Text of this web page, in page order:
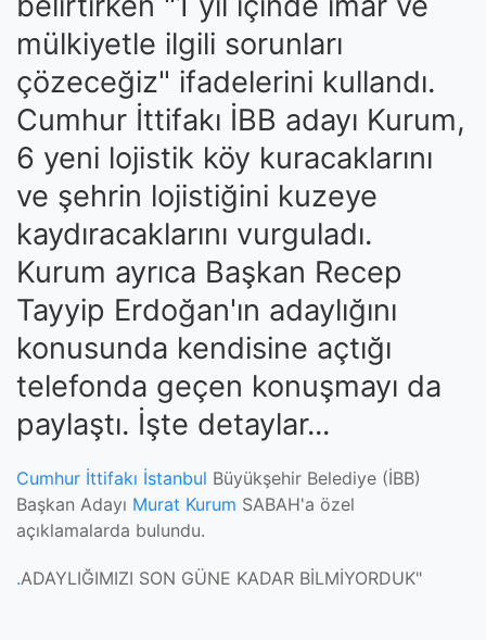
mülkiyetle ilgili sorunları
çözeceğiz" ifadelerini kullandı.
Cumhur İttifakı İBB adayı Kurum,
6 yeni lojistik köy kuracaklarını
ve şehrin lojistiğini kuzeye
kaydıracaklarını vurguladı.
Kurum ayrıca Başkan Recep
Tayyip Erdoğan'ın adaylığını
konusunda kendisine açtığı
telefonda geçen konuşmayı da
paylaştı. İşte detaylar...
Cumhur İttifakı İstanbul Büyükşehir Belediye (İBB)
Başkan Adayı Murat Kurum SABAH'a özel
açıklamalarda bulundu.
.ADAYLIĞIMIZI SON GÜNE KADAR BİLMİYORDUK"